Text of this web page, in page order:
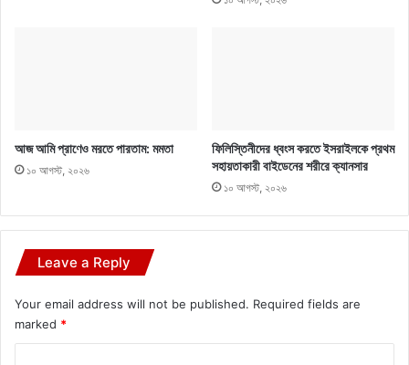
আজ আমি প্রাণেও মরতে পারতাম: মমতা
১০ আগস্ট, ২০২৬
ফিলিস্তিনীদের ধ্বংস করতে ইসরাইলকে প্রথম
সহায়তাকারী বাইডেনের শরীরে ক্যানসার
১০ আগস্ট, ২০২৬
Leave a Reply
Your email address will not be published. Required fields are
marked *